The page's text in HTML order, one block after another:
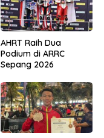
AHRT Raih Dua
Podium di ARRC
Sepang 2026